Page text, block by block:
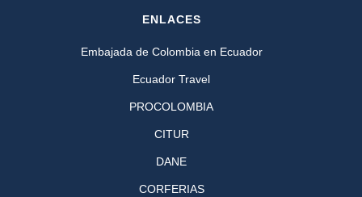
ENLACES
Embajada de Colombia en Ecuador
Ecuador Travel
PROCOLOMBIA
CITUR
DANE
CORFERIAS